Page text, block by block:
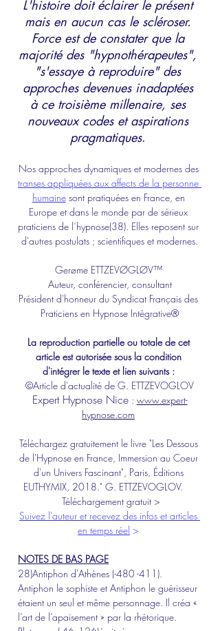
L'histoire doit éclairer le présent
mais en aucun cas le scléroser.
Force est de constater que la
majorité des "hypnothérapeutes",
"s'essaye à reproduire" des
approches devenues inadaptées
à ce troisième millenaire, ses
nouveaux codes et aspirations
pragmatiques.
Nos approches dynamiques et modernes des
transes appliquées aux affects de la personne
humaine sont pratiquées en France, en
Europe et dans le monde par de sérieux
praticiens de l’hypnose(38). Elles reposent sur
d'autres postulats ; scientifiques et modernes.
Gerøme ETTZEVØGLØV™
Auteur, conférencier, consultant
Président d'honneur du Syndicat Français des
Praticiens en Hypnose Intégrative®
La reproduction partielle ou totale de cet
article est autorisée sous la condition
d'intégrer le texte et lien suivants :
©Article d'actualité de G. ETTZEVOGLOV
Expert Hypnose Nice : www.expert-
hypnose.com
Téléchargez gratuitement le livre "Les Dessous
de l'Hypnose en France, Immersion au Coeur
d'un Univers Fascinant", Paris, Éditions
EUTHYMIX, 2018." G. ETTZEVOGLOV.​
Téléchargement gratuit >
Suivez l'auteur et recevez des infos et articles
en temps réel >
NOTES DE BAS PAGE
28)Antiphon d'Athènes (-480 -411).
Antiphon le sophiste et Antiphon le guérisseur
étaient un seul et même personnage. Il créa «
l’art de l’apaisement » par la rhétorique.